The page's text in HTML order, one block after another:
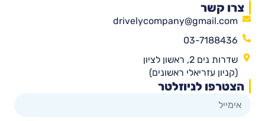
צרו קשר
drivelycompany@gmail.com
03-7188436
שדרות נים 2, ראשון לציון
(קניון עזריאלי ראשונים)
הצטרפו לניוזלטר